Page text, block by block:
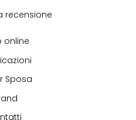
recensione
online
Sposa